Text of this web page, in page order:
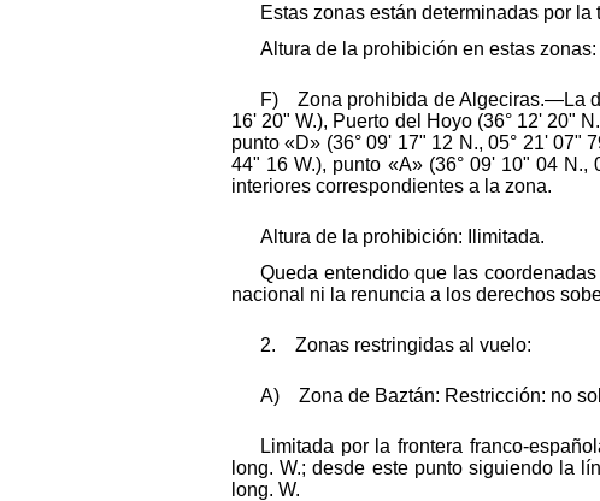
Estas zonas están determinadas por
Altura de la prohibición en estas zonas:
F) Zona prohibida de Algeciras.—La
16' 20" W.), Puerto del Hoyo (36° 12' 20"
punto «D» (36° 09' 17" 12 N., 05° 21' 07"
44" 16 W.), punto «A» (36° 09' 10" 04
interiores correspondientes a la zona.
Altura de la prohibición: Ilimitada.
Queda entendido que las
nacional ni la renuncia a los derechos
2. Zonas restringidas al vuelo:
A) Zona de Baztán: Restricción: no
Limitada por la frontera franco-
long. W.; desde este punto siguiendo la
long. W.